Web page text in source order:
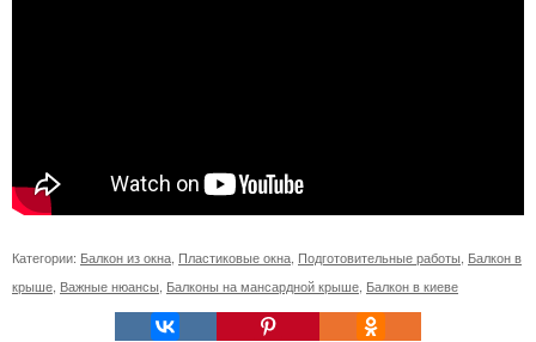
Категории: Балкон из окна Пластиковые окна Подготовительные работы Балкон в
крыше Важные нюансы Балконы на мансардной крыше Балкон в киеве